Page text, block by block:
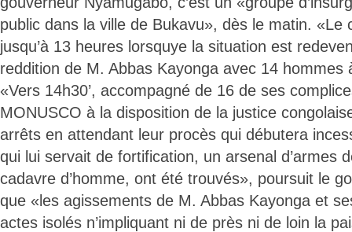
public dans la ville de Bukavu», dès le matin. «Le
jusqu’à 13 heures lorsquye la situation est
reddition de M. Abbas Kayonga avec 14 hommes
«Vers 14h30’, accompagné de 16 de ses
MONUSCO à la disposition de la justice
arrêts en attendant leur procès qui débutera
qui lui servait de fortification, un arsenal d’armes
cadavre d’homme, ont été trouvés», poursuit le
que «les agissements de M. Abbas Kayonga et
actes isolés n’impliquant ni de près ni de loin la